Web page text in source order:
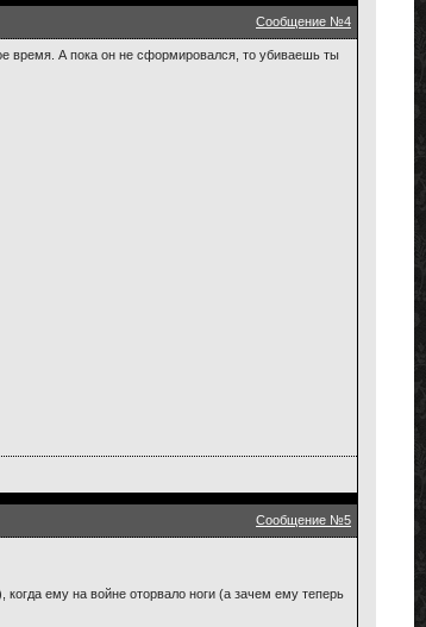
Сообщение №4
время. А пока он не сформировался, то убиваешь ты
Сообщение №5
ему на войне оторвало ноги (а зачем ему теперь